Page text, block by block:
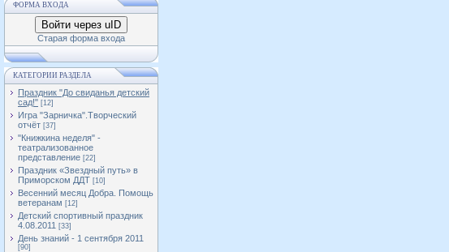
ФОРМА ВХОДА
Войти через uID
Старая форма входа
КАТЕГОРИИ РАЗДЕЛА
Праздник "До свиданья детский
сад!" [12]
Игра "Зарничка".Творческий
отчёт [37]
"Книжкина неделя" -
театрализованное
представление [22]
Праздник «Звездный путь» в
Приморском ДДТ [10]
Весенний месяц Добра. Помощь
ветеранам [12]
Детский спортивный праздник
4.08.2011 [33]
День знаний - 1 сентября 2011
[90]